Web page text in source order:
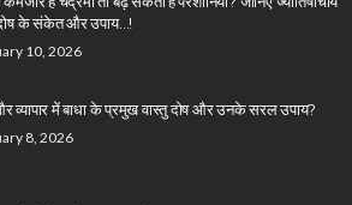
के संकेत और उपाय…!
10, 2026
व्यापार में बाधा के प्रमुख वास्तु दोष और उनके सरल उपाय?
8, 2026